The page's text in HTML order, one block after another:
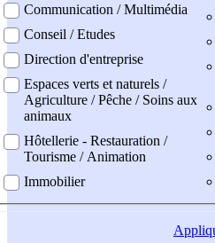
Communication / Multimédia
Conseil / Etudes
Direction d'entreprise
Espaces verts et naturels /
Agriculture / Pêche / Soins aux
animaux
Hôtellerie - Restauration /
Tourisme / Animation
Immobilier